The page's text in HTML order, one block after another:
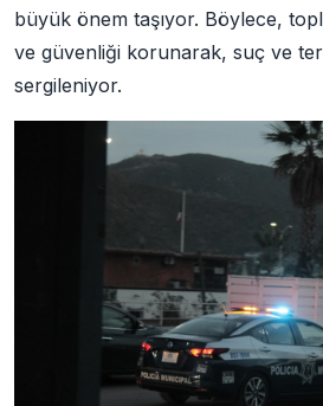
büyük önem taşıyor. Böylece,
ve güvenliği korunarak, suç ve
sergileniyor.